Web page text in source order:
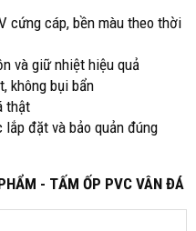
cứng cáp, bền màu theo thời
và giữ nhiệt hiệu quả
không bụi bẩn
thật
đặt và bảo quản đúng
- TẤM ỐP PVC VÂN ĐÁ